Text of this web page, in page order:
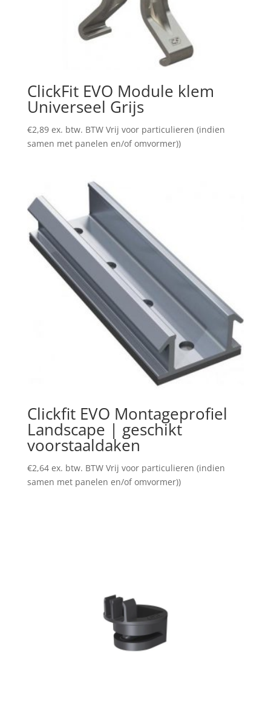
ClickFit EVO Module klem
Universeel Grijs
€2,89 ex. btw. BTW Vrij voor particulieren (indien
samen met panelen en/of omvormer))
Clickfit EVO Montageprofiel
Landscape | geschikt
voorstaaldaken
€2,64 ex. btw. BTW Vrij voor particulieren (indien
samen met panelen en/of omvormer))